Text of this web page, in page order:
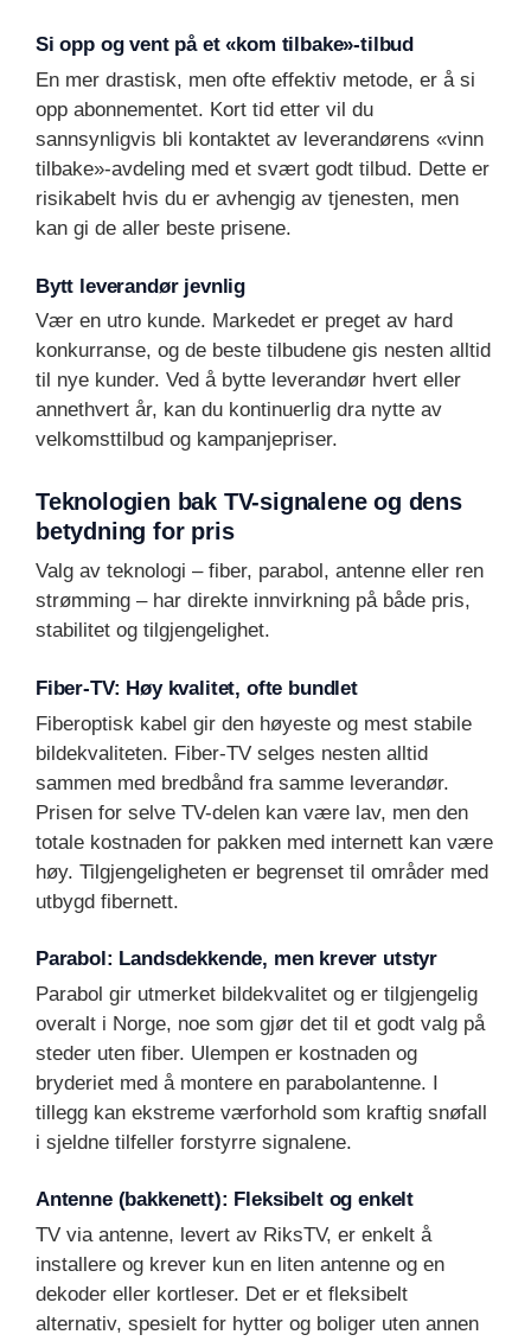
Si opp og vent på et «kom tilbake»-tilbud
En mer drastisk, men ofte effektiv metode, er å si
opp abonnementet. Kort tid etter vil du
sannsynligvis bli kontaktet av leverandørens «vinn
tilbake»-avdeling med et svært godt tilbud. Dette er
risikabelt hvis du er avhengig av tjenesten, men
kan gi de aller beste prisene.
Bytt leverandør jevnlig
Vær en utro kunde. Markedet er preget av hard
konkurranse, og de beste tilbudene gis nesten alltid
til nye kunder. Ved å bytte leverandør hvert eller
annethvert år, kan du kontinuerlig dra nytte av
velkomsttilbud og kampanjepriser.
Teknologien bak TV-signalene og dens
betydning for pris
Valg av teknologi – fiber, parabol, antenne eller ren
strømming – har direkte innvirkning på både pris,
stabilitet og tilgjengelighet.
Fiber-TV: Høy kvalitet, ofte bundlet
Fiberoptisk kabel gir den høyeste og mest stabile
bildekvaliteten. Fiber-TV selges nesten alltid
sammen med bredbånd fra samme leverandør.
Prisen for selve TV-delen kan være lav, men den
totale kostnaden for pakken med internett kan være
høy. Tilgjengeligheten er begrenset til områder med
utbygd fibernett.
Parabol: Landsdekkende, men krever utstyr
Parabol gir utmerket bildekvalitet og er tilgjengelig
overalt i Norge, noe som gjør det til et godt valg på
steder uten fiber. Ulempen er kostnaden og
bryderiet med å montere en parabolantenne. I
tillegg kan ekstreme værforhold som kraftig snøfall
i sjeldne tilfeller forstyrre signalene.
Antenne (bakkenett): Fleksibelt og enkelt
TV via antenne, levert av RiksTV, er enkelt å
installere og krever kun en liten antenne og en
dekoder eller kortleser. Det er et fleksibelt
alternativ, spesielt for hytter og boliger uten annen